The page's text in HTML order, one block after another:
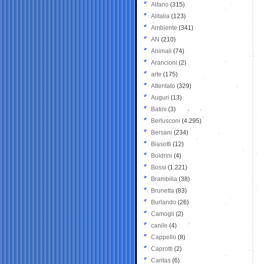
Alfano (315)
Alitalia (123)
Ambiente (341)
AN (210)
Animali (74)
Arancioni (2)
arte (175)
Attentato (329)
Auguri (13)
Batini (3)
Berlusconi (4.295)
Bersani (234)
Biasotti (12)
Boldrini (4)
Bossi (1.221)
Brambilla (38)
Brunetta (83)
Burlando (26)
Camogli (2)
canile (4)
Cappello (8)
Caprotti (2)
Caritas (6)